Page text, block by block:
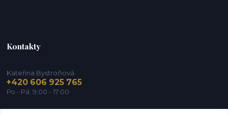
Kontakty
Kateřina Bystroňová
+420 606 925 765
Po - Pá: 9:00 - 17:00